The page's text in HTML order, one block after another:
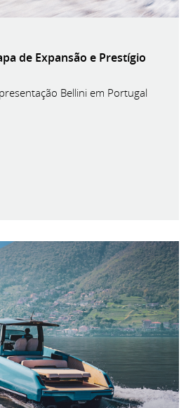
de Expansão e Prestígio
Bellini em Portugal